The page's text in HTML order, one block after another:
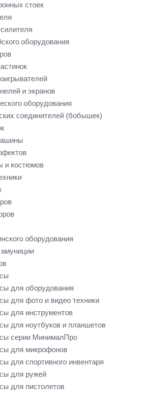
стоек
оборудования
и экранов
оборудования
соединителей (бобышек)
и костюмов
оборудования
для оборудования
для фото и видео техники
для инструментов
для ноутбуков и планшетов
серии МинималПро
для микрофонов
для спортивного инвентаря
для ружей
для пистолетов